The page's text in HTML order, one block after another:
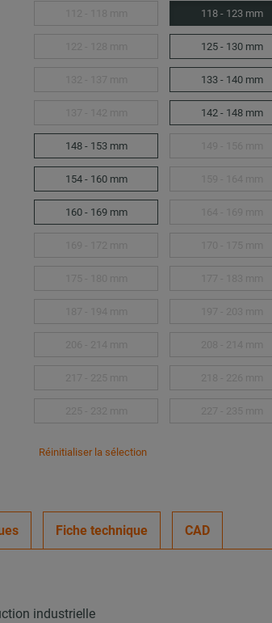
118 - 123 mm
125 - 130 mm
133 - 140 mm
142 - 148 mm
148 - 153 mm
154 - 160 mm
160 - 169 mm
Réinitialiser la sélection
Fiche technique CAD
industrielle